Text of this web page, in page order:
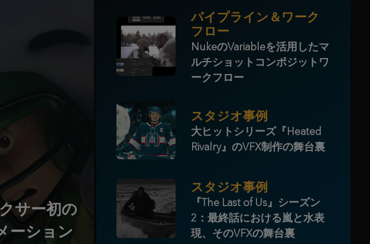
サー初の
ーション
パイプライン＆ワーク
フロー
NukeのVariableを活用したマ
ルチショットコンポジットワ
ークフロー
スタジオ事例
大ヒットシリーズ『Heated
Rivalry』のVFX制作の舞台裏
スタジオ事例
『The Last of Us』シーズン
2：最終話における嵐と水表
現、そのVFXの舞台裏